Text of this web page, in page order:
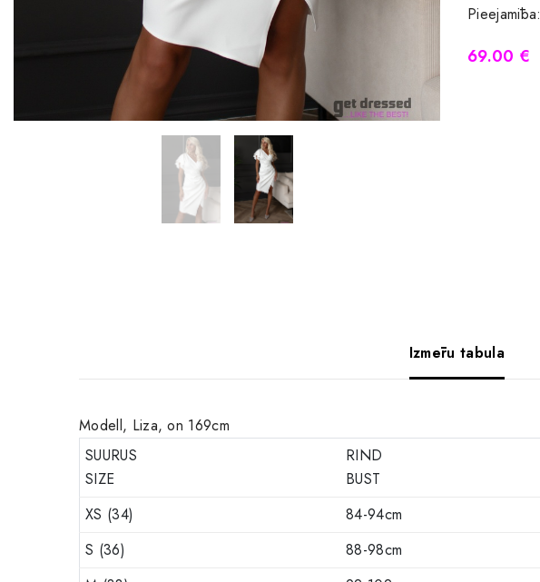
Pieejamība:
69.00 €
Izmēru tabula
Modell, Liza, on 169cm
SUURUS
SIZE
RIND
BUST
XS (34)
84-94cm
S (36)
88-98cm